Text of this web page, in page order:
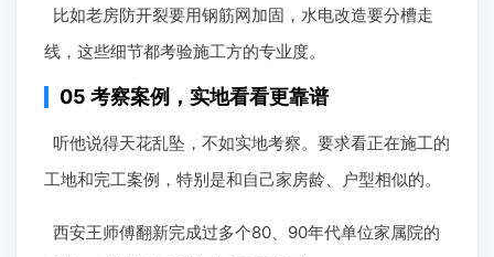
比如老房防开裂要用钢筋网加固，水电改造要分槽走
线，这些细节都考验施工方的专业度。
05 考察案例，实地看看更靠谱
听他说得天花乱坠，不如实地考察。要求看正在施工的
工地和完工案例，特别是和自己家房龄、户型相似的。
西安王师傅翻新完成过多个80、90年代单位家属院的